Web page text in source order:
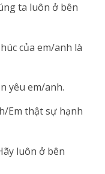
ta luôn ở bên
của em/anh là
yêu em/anh.
Em thật sự hạnh
luôn ở bên